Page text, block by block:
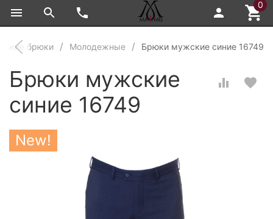
0
брюки Молодежные Брюки мужские синие 16749
Брюки мужские
синие 16749
New!